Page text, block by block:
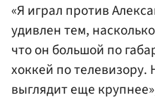
«Я играл против
удивлен тем,
что он большой по
хоккей по
выглядит еще